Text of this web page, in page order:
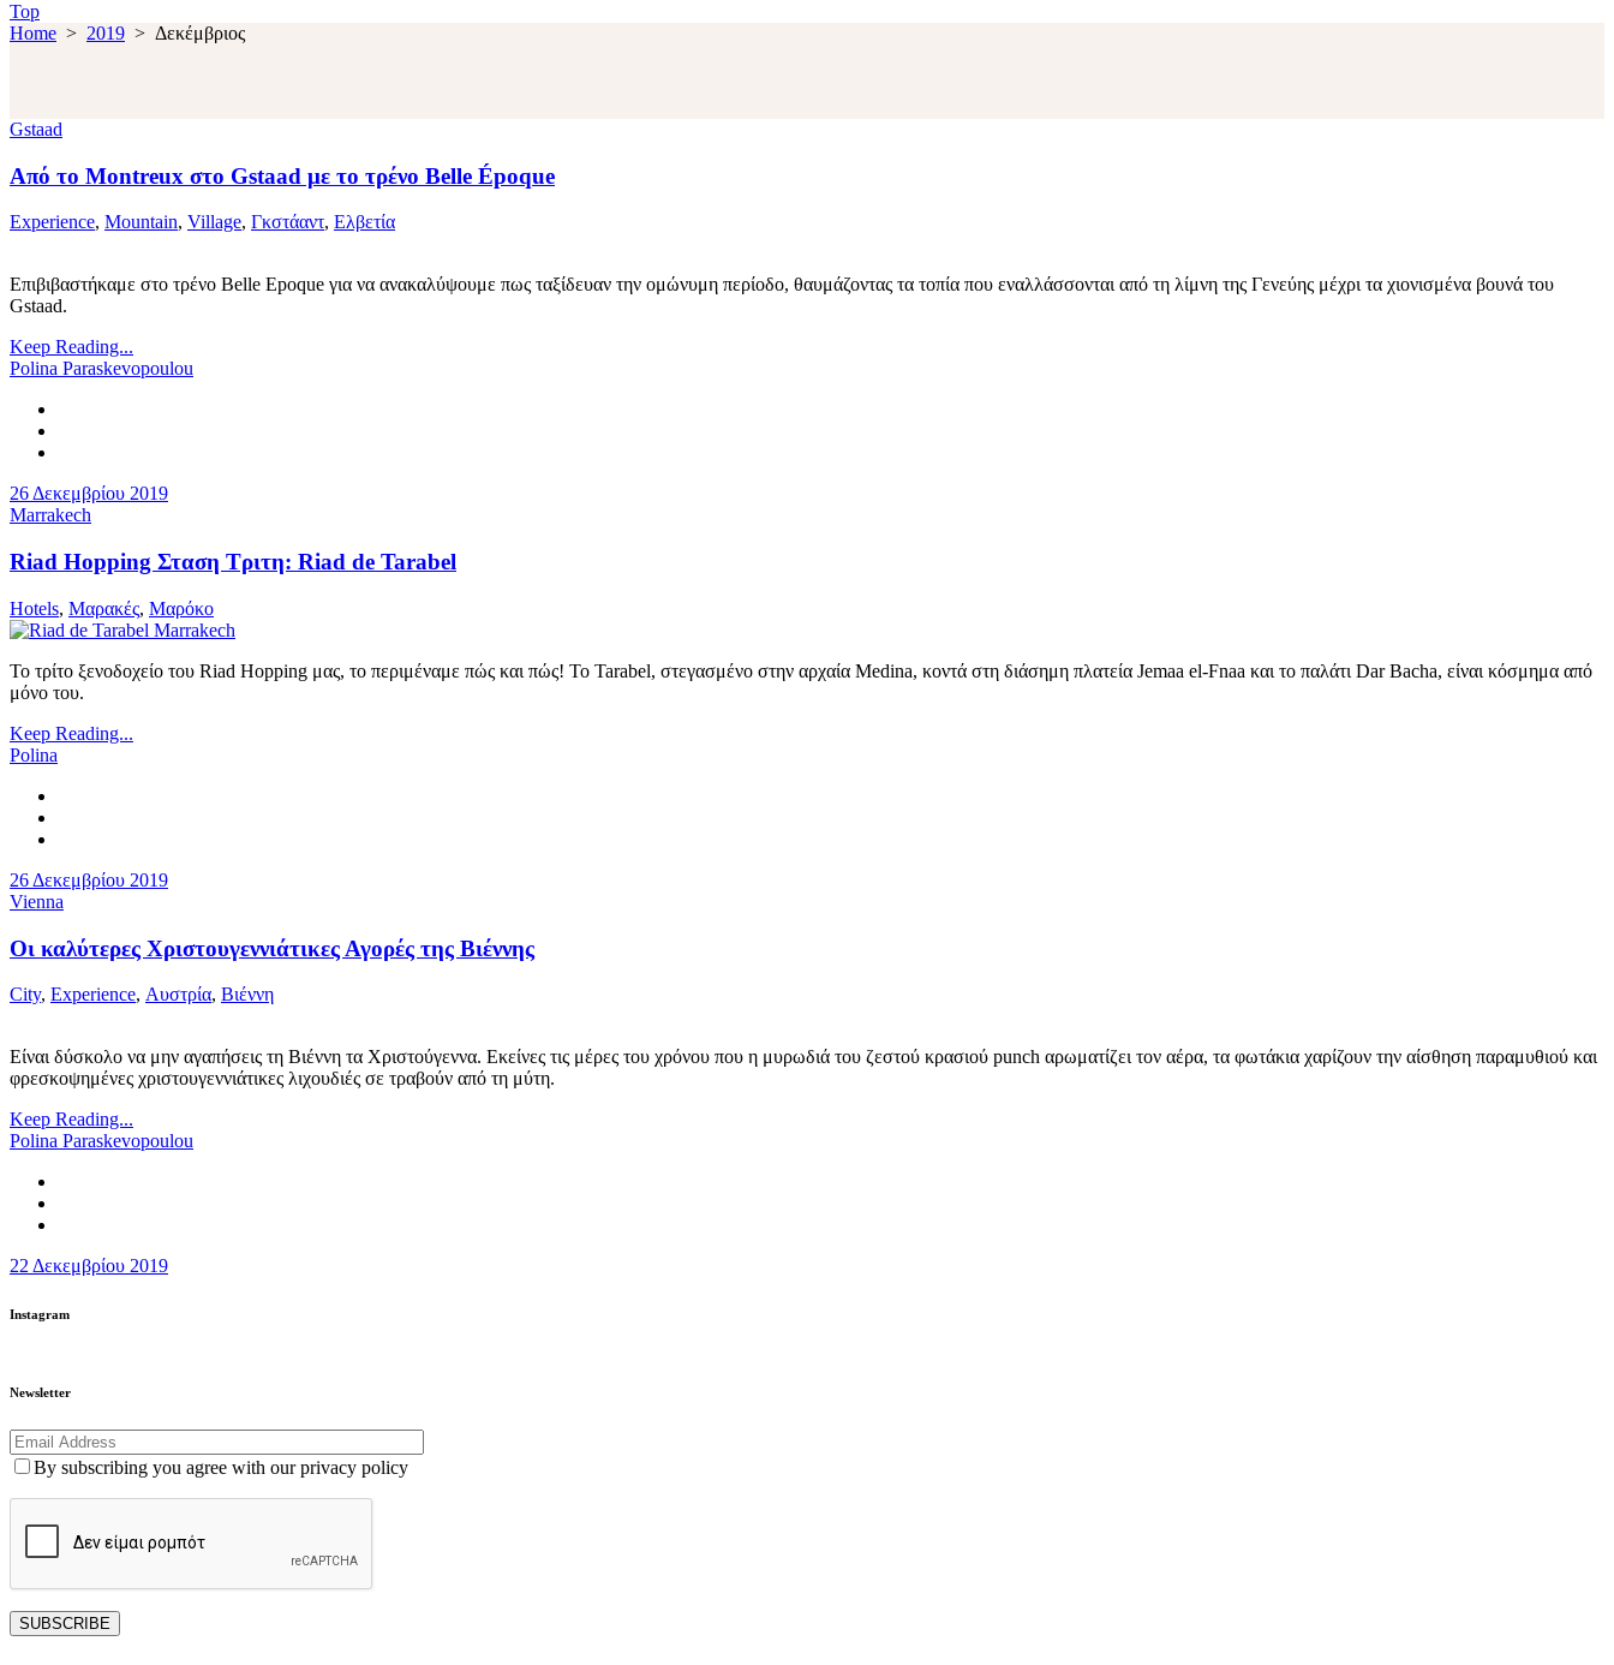
Top
Home > 2019 > Δεκέμβριος
Gstaad
Από το Montreux στο Gstaad με το τρένο Belle Époque
Experience, Mountain, Village, Γκστάαντ, Ελβετία
Επιβιβαστήκαμε στο τρένο Belle Epoque για να ανακαλύψουμε πως ταξίδευαν την ομώνυμη περίοδο, θαυμάζοντας τα τοπία που εναλλάσσονται από τη λίμνη της Γενεύης μέχρι τα χιονισμένα βουνά του
Gstaad.
Keep Reading...
Polina Paraskevopoulou
26 Δεκεμβρίου 2019
Marrakech
Riad Hopping Σταση Τριτη: Riad de Tarabel
Hotels, Μαρακές, Μαρόκο
Το τρίτο ξενοδοχείο του Riad Hopping μας, το περιμέναμε πώς και πώς! Το Tarabel, στεγασμένο στην αρχαία Medina, κοντά στη διάσημη πλατεία Jemaa el-Fnaa και το παλάτι Dar Bacha, είναι κόσμημα από
μόνο του.
Keep Reading...
Polina
26 Δεκεμβρίου 2019
Vienna
Οι καλύτερες Χριστουγεννιάτικες Αγορές της Βιέννης
City, Experience, Αυστρία, Βιέννη
Είναι δύσκολο να μην αγαπήσεις τη Βιέννη τα Χριστούγεννα. Εκείνες τις μέρες του χρόνου που η μυρωδιά του ζεστού κρασιού punch αρωματίζει τον αέρα, τα φωτάκια χαρίζουν την αίσθηση παραμυθιού και
φρεσκοψημένες χριστουγεννιάτικες λιχουδιές σε τραβούν από τη μύτη.
Keep Reading...
Polina Paraskevopoulou
22 Δεκεμβρίου 2019
Instagram
Newsletter
By subscribing you agree with our privacy policy